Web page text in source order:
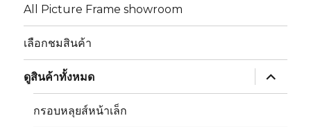
All Picture Frame showroom
เลือกชมสินค้า
ดูสินค้าทั้งหมด
ขยาย
เมนู
ย่อย
กรอบหลุยส์หน้าเล็ก